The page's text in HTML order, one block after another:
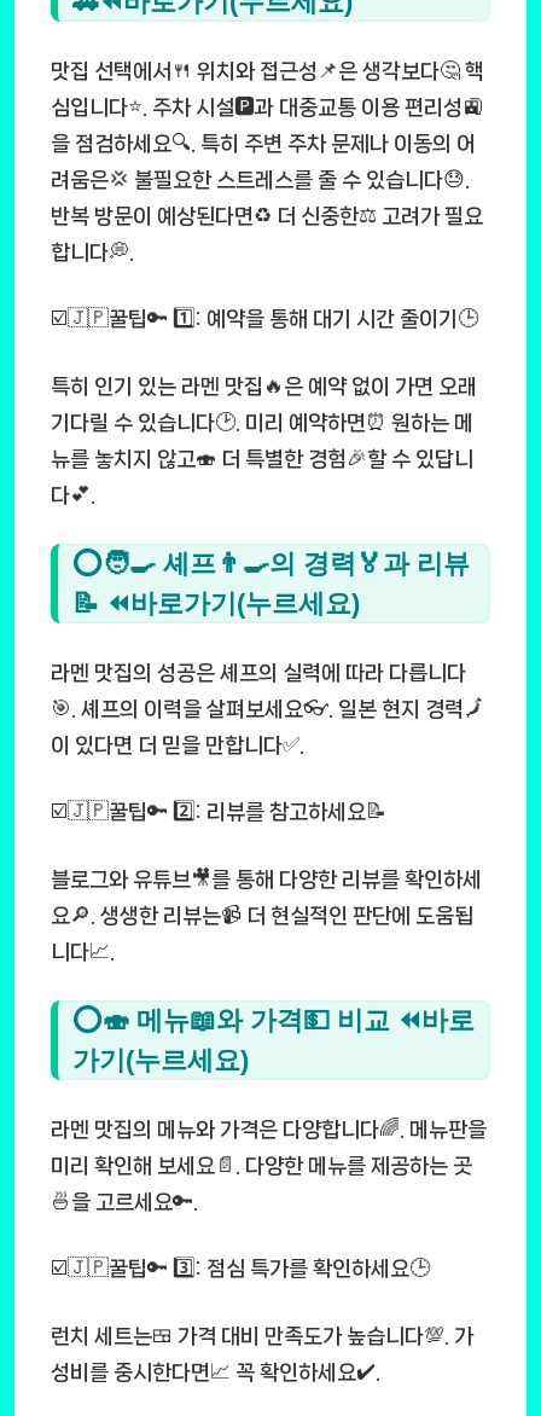
맛집 선택에서🍴 위치와 접근성📌은 생각보다🤔 핵
심입니다⭐. 주차 시설🅿️과 대중교통 이용 편리성🚉
을 점검하세요🔍. 특히 주변 주차 문제나 이동의 어
려움은💢 불필요한 스트레스를 줄 수 있습니다😓.
반복 방문이 예상된다면♻️ 더 신중한⚖️ 고려가 필요
합니다💭.
☑️🇯🇵꿀팁🔑 1️⃣: 예약을 통해 대기 시간 줄이기🕒
특히 인기 있는 라멘 맛집🔥은 예약 없이 가면 오래
기다릴 수 있습니다🕑. 미리 예약하면⏰ 원하는 메
뉴를 놓치지 않고🍣 더 특별한 경험🎉할 수 있답니
다💕.
⭕🧑‍🍳 셰프👨‍🍳의 경력🏅과 리뷰
📝 ⏪바로가기(누르세요)
라멘 맛집의 성공은 셰프의 실력에 따라 다릅니다
🎯. 셰프의 이력을 살펴보세요👓. 일본 현지 경력🗾
이 있다면 더 믿을 만합니다✅.
☑️🇯🇵꿀팁🔑 2️⃣: 리뷰를 참고하세요📝
블로그와 유튜브🎥를 통해 다양한 리뷰를 확인하세
요🔎. 생생한 리뷰는📹 더 현실적인 판단에 도움됩
니다📈.
⭕🍣 메뉴📖와 가격💵 비교 ⏪바로
가기(누르세요)
라멘 맛집의 메뉴와 가격은 다양합니다🌈. 메뉴판을
미리 확인해 보세요📄. 다양한 메뉴를 제공하는 곳
🍜을 고르세요🔑.
☑️🇯🇵꿀팁🔑 3️⃣: 점심 특가를 확인하세요🕒
런치 세트는🍱 가격 대비 만족도가 높습니다💯. 가
성비를 중시한다면📈 꼭 확인하세요✔️.